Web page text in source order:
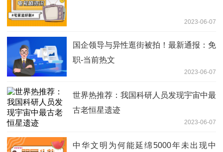
2023-06-07
国企领导与异性逛街被拍！最新通报：免
职-当前热文
2023-06-07
世界热推荐：我国科研人员发现宇宙中最
古老恒星遗迹
2023-06-07
中华文明为何能延绵5000年未出现中